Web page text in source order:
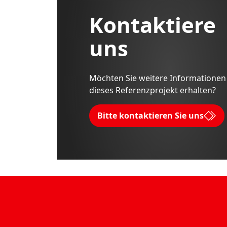
Kontaktiere
uns
Möchten Sie weitere
dieses Referenzprojekt erhalten?
Bitte kontaktieren Sie uns